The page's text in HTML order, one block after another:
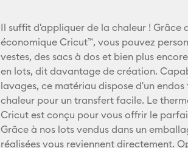
Il suffit d'appliquer de la chaleur ! Grâce
économique Cricut™, vous pouvez
vestes, des sacs à dos et bien plus
en lots, dit davantage de création.
lavages, ce matériau dispose d'un
chaleur pour un transfert facile. Le
Cricut est conçu pour vous offrir le
Grâce à nos lots vendus dans un
réalisées vous reviennent directement.